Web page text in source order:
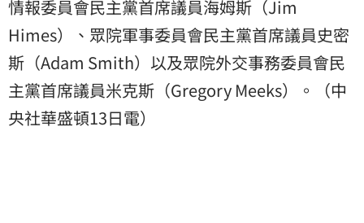
情報委員會民主黨首席議員海姆斯（Jim
Himes）、眾院軍事委員會民主黨首席議員史密
斯（Adam Smith）以及眾院外交事務委員會民
主黨首席議員米克斯（Gregory Meeks）。（中
央社華盛頓13日電）